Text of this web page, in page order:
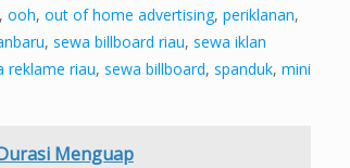
, ooh, out of home advertising, periklanan,
, sewa billboard riau, sewa iklan
reklame riau, sewa billboard, spanduk, mini
Menguap